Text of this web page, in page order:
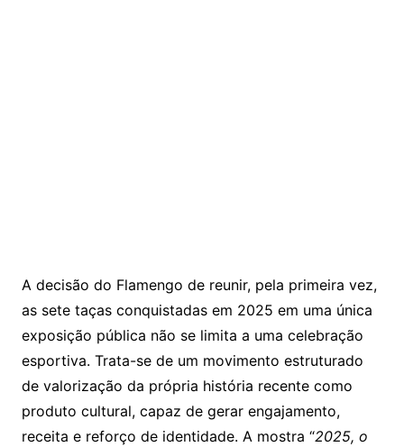
A decisão do Flamengo de reunir, pela primeira vez,
as sete taças conquistadas em 2025 em uma única
exposição pública não se limita a uma celebração
esportiva. Trata-se de um movimento estruturado
de valorização da própria história recente como
produto cultural, capaz de gerar engajamento,
receita e reforço de identidade. A mostra “2025, o